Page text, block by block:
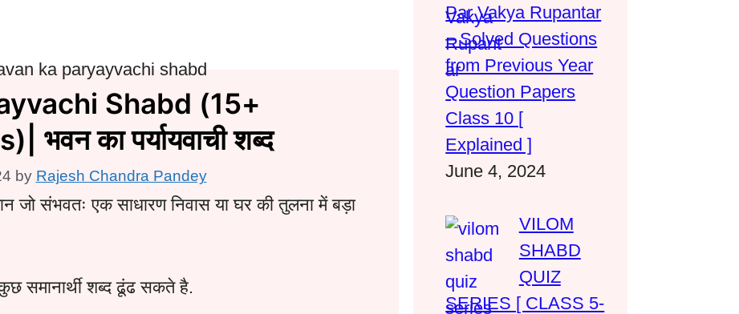
Shabd (15+
का पर्यायवाची शब्द
by Rajesh Chandra Pandey
जो संभवतः एक साधारण निवास या घर की तुलना में बड़ा
समानार्थी शब्द ढूंढ सकते है.
Par Vakya Rupantar
– Solved Questions
from Previous Year
Question Papers
Class 10 [
Explained ]
June 4, 2024
VILOM
SHABD
QUIZ
SERIES [ CLASS 5-